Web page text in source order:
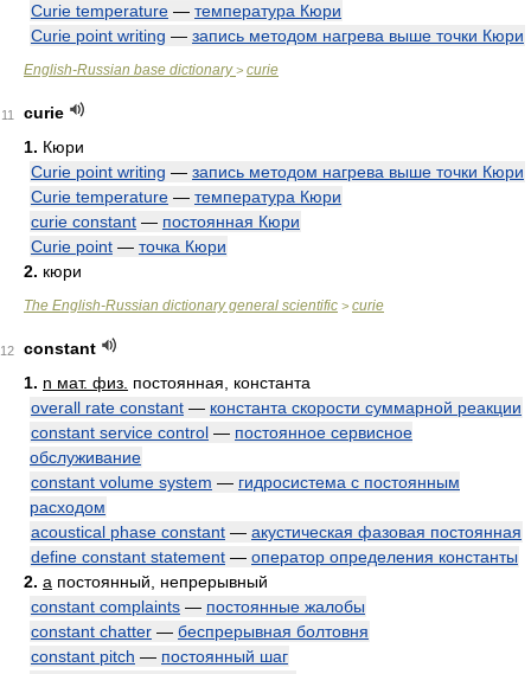
Curie temperature — температура Кюри
Curie point writing — запись методом нагрева выше точки Кюри
English-Russian base dictionary> curie
11
curie
1. Кюри
Curie point writing — запись методом нагрева выше точки Кюри
Curie temperature — температура Кюри
curie constant — постоянная Кюри
Curie point — точка Кюри
2. кюри
The English-Russian dictionary general scientific > curie
12
constant
1. n мат. физ. постоянная, константа
overall rate constant — константа скорости суммарной реакции
constant service control — постоянное сервисное
обслуживание
constant volume system — гидросистема с постоянным
расходом
acoustical phase constant — акустическая фазовая постоянная
define constant statement — оператор определения константы
2. a постоянный, непрерывный
constant complaints — постоянные жалобы
constant chatter — беспрерывная болтовня
constant pitch — постоянный шаг